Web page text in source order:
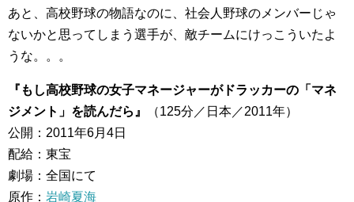
あと、高校野球の物語なのに、社会人野球のメンバーじゃ
ないかと思ってしまう選手が、敵チームにけっこういたよ
うな。。。
『もし高校野球の女子マネージャーがドラッカーの「マネ
ジメント」を読んだら』
（125分／日本／2011年）
公開：2011年6月4日
配給：東宝
劇場：全国にて
原作： 岩崎夏海